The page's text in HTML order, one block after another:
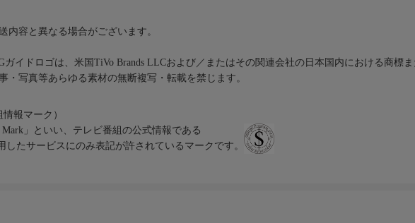
内容と異なる場合がございます。
イドロゴは、米国TiVo Brands LLCおよび／またはその関連会社の日本国内における商標ま
・写真等あらゆる素材の無断複写・転載を禁じます。
報マーク）
」といい、テレビ番組の公式情報である
したサービスにのみ表記が許されているマークです。